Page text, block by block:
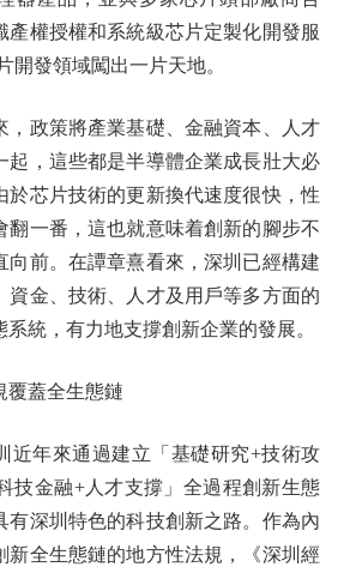
產權授權和系統級芯片定製化開發服
開發領域闖出一片天地。
政策將產業基礎、金融資本、人才
起，這些都是半導體企業成長壯大必
於芯片技術的更新換代速度很快，性
翻一番，這也就意味着創新的腳步不
向前。在譚章熹看來，深圳已經構建
資金、技術、人才及用戶等多方面的
統，有力地支撐創新企業的發展。
蓋全生態鏈
年來通過建立「基礎研究+技術攻
技金融+人才支撐」全過程創新生態
有深圳特色的科技創新之路。作為內
新全生態鏈的地方性法規，《深圳經